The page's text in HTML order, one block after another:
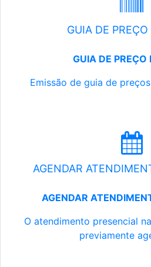
GUIA DE
GUIA DE PREÇO
Emissão de guia de
AGENDAR
AGENDAR
O atendimento presencial
previamente